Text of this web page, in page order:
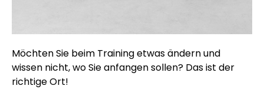
Möchten Sie beim Training etwas ändern und
wissen nicht, wo Sie anfangen sollen? Das ist der
richtige Ort!